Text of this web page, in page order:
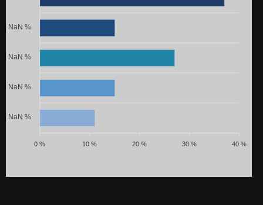
NaN %
NaN %
NaN %
NaN %
40 %
30 %
20 %
10 %
0 %